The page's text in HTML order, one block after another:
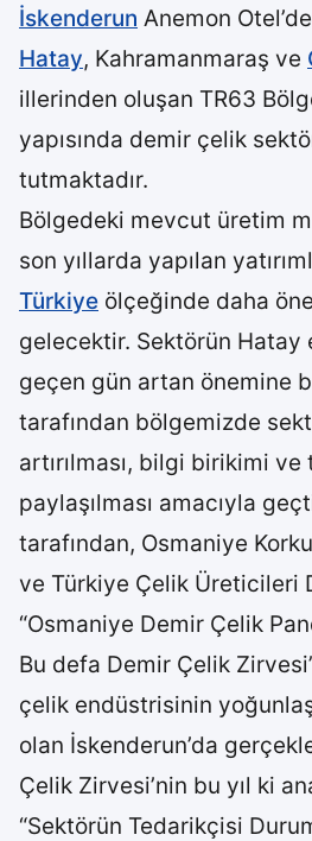
İskenderun Anemon
Hatay, Kahramanmaraş ve
illerinden oluşan TR63
yapısında demir çelik
tutmaktadır.
Bölgedeki mevcut üretim
son yıllarda yapılan
Türkiye ölçeğinde daha
gelecektir. Sektörün Hatay
geçen gün artan önemine
tarafından bölgemizde
artırılması, bilgi birikimi
paylaşılması amacıyla
tarafından, Osmaniye
ve Türkiye Çelik Üreticileri
“Osmaniye Demir Çelik
Bu defa Demir Çelik
çelik endüstrisinin
olan İskenderun’da
Çelik Zirvesi’nin bu yıl ki
“Sektörün Tedarikçisi